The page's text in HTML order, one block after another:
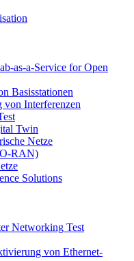
as-a-Service for Open
Basisstationen
von Interferenzen
Twin
Netze
RAN)
Solutions
Networking Test
von Ethernet-